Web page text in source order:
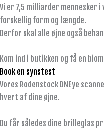
Vi er 7,5 milliarder mennesker i
forskellig form og længde.
Derfor skal alle øjne også
Kom ind i butikken og få en
Book en synstest
Vores Rodenstock DNEye
hvert af dine øjne.
Du får således dine brilleglas